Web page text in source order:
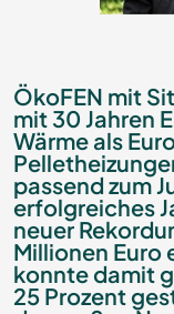
ÖkoFEN mit
mit 30 Jahren
Wärme als
passend zum
erfolgreiches
neuer
Millionen Euro
konnte damit
25 Prozent